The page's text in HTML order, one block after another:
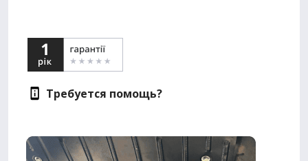
Требуется помощь?